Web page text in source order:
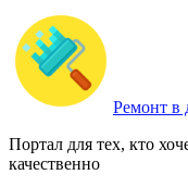
Ремонт в
Портал для тех, кто
качественно